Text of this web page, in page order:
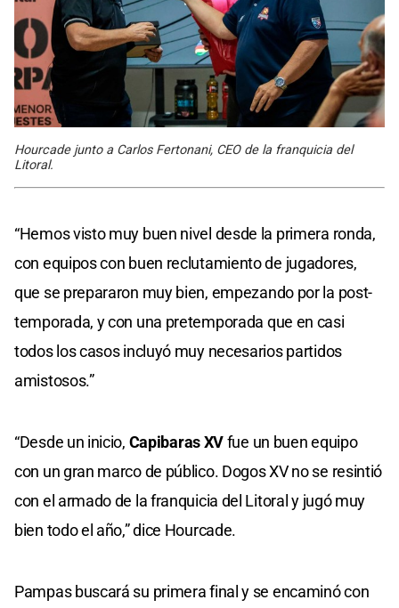
Hourcade junto a Carlos Fertonani, CEO de la franquicia del
Litoral.
“Hemos visto muy buen nivel desde la primera ronda,
con equipos con buen reclutamiento de jugadores,
que se prepararon muy bien, empezando por la post-
temporada, y con una pretemporada que en casi
todos los casos incluyó muy necesarios partidos
amistosos.”
“Desde un inicio, Capibaras XVfue un buen equipo
con un gran marco de público. Dogos XV no se resintió
con el armado de la franquicia del Litoral y jugó muy
bien todo el año,” dice Hourcade.
Pampas buscará su primera final y se encaminó con